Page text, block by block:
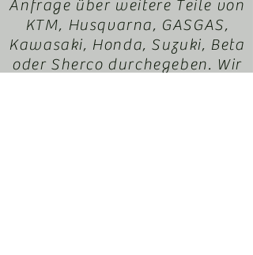
Anfrage über weitere Teile von
KTM, Husqvarna, GASGAS,
Kawasaki, Honda, Suzuki, Beta
oder Sherco durchegeben. Wir